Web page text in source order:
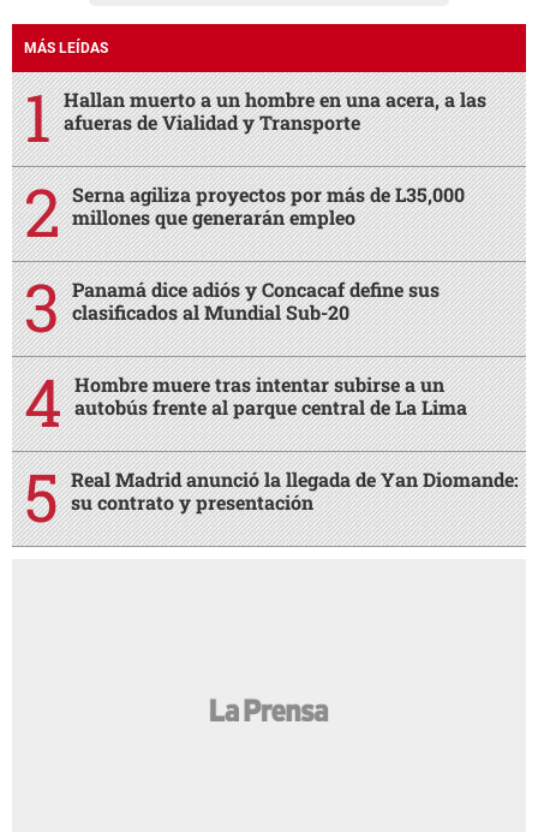
MÁS LEÍDAS
Hallan muerto a un hombre en una acera, a las
afueras de Vialidad y Transporte
Serna agiliza proyectos por más de L35,000
millones que generarán empleo
Panamá dice adiós y Concacaf define sus
clasificados al Mundial Sub-20
Hombre muere tras intentar subirse a un
autobús frente al parque central de La Lima
Real Madrid anunció la llegada de Yan Diomande:
su contrato y presentación